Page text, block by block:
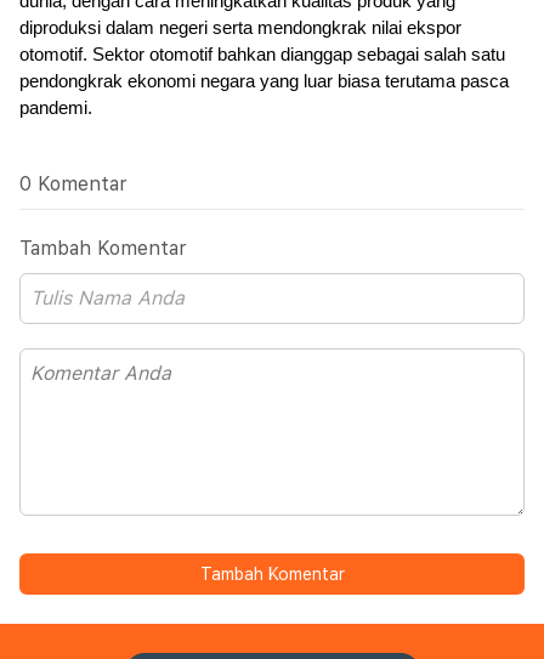
diproduksi dalam negeri serta mendongkrak nilai ekspor
otomotif. Sektor otomotif bahkan dianggap sebagai salah satu
pendongkrak ekonomi negara yang luar biasa terutama pasca
pandemi.
0 Komentar
Tambah Komentar
Tambah Komentar